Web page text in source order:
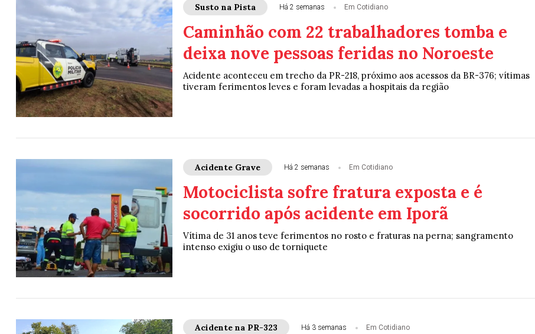
Susto na Pista Há 2 semanas Em Cotidiano
Caminhão com 22 trabalhadores tomba e
deixa nove pessoas feridas no Noroeste
Acidente aconteceu em trecho da PR-218, próximo aos acessos da BR-376; vítimas
tiveram ferimentos leves e foram levadas a hospitais da região
Acidente Grave Há 2 semanas Em Cotidiano
Motociclista sofre fratura exposta e é
socorrido após acidente em Iporã
Vítima de 31 anos teve ferimentos no rosto e fraturas na perna; sangramento
intenso exigiu o uso de torniquete
Acidente na PR-323 Há 3 semanas Em Cotidiano